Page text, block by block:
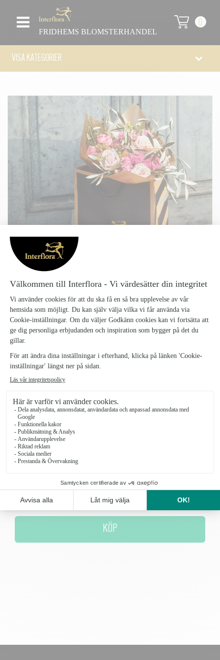
FRIDHEMS BLOMSTERHANDEL
0
VISA KATEGORIER
LYXIG PÅSE
Lyxig-Pase_2
89 kr
Lyxig interflora påse, perfekt att ge bort
Antal
KÖP